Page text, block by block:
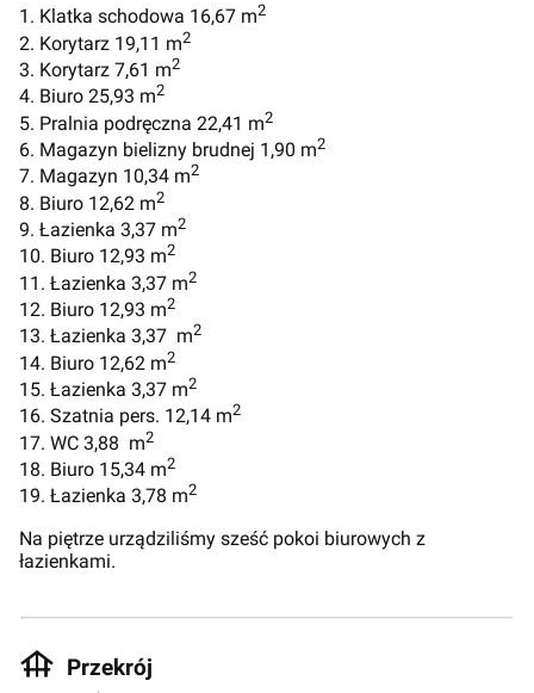
1. Klatka schodowa 16,67 m2
2. Korytarz 19,11 m2
3. Korytarz 7,61 m2
4. Biuro 25,93 m2
5. Pralnia podręczna 22,41 m2
6. Magazyn bielizny brudnej 1,90 m2
7. Magazyn 10,34 m2
8. Biuro 12,62 m2
9. Łazienka 3,37 m2
10. Biuro 12,93 m2
11. Łazienka 3,37 m2
12. Biuro 12,93 m2
13. Łazienka 3,37 m2
14. Biuro 12,62 m2
15. Łazienka 3,37 m2
16. Szatnia pers. 12,14 m2
17. WC 3,88 m2
18. Biuro 15,34 m2
19. Łazienka 3,78 m2
Na piętrze urządziliśmy sześć pokoi biurowych z
łazienkami.
Przekrój